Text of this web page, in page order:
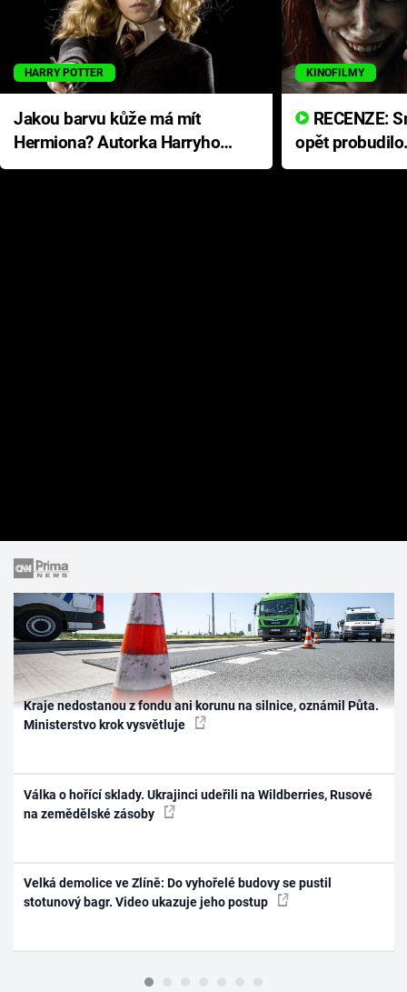
HARRY POTTER
Jakou barvu kůže má mít
Hermiona? Autorka Harryho
Pottera přišla s ráznou
KINOFILMY
opět
přichází s
Kraje nedostanou z fondu ani korunu na silnice, oznámil Půta.
Ministerstvo krok vysvětluje
Válka o hořící sklady. Ukrajinci udeřili na Wildberries, Rusové
na zemědělské zásoby
Velká demolice ve Zlíně: Do vyhořelé budovy se pustil
stotunový bagr. Video ukazuje jeho postup